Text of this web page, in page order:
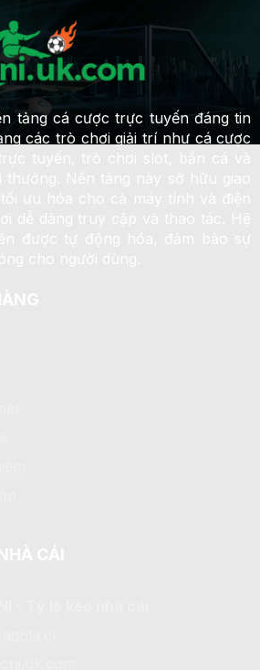
tảng cá cược trực tuyến đáng tin
các trò chơi giải trí như cá cược